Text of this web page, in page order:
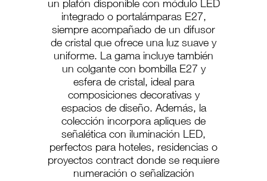
un plafón disponible con módulo LED
integrado o portalámparas E27,
siempre acompañado de un difusor
de cristal que ofrece una luz suave y
uniforme. La gama incluye también
un colgante con bombilla E27 y
esfera de cristal, ideal para
composiciones decorativas y
espacios de diseño. Además, la
colección incorpora apliques de
señalética con iluminación LED,
perfectos para hoteles, residencias o
proyectos contract donde se requiere
numeración o señalización